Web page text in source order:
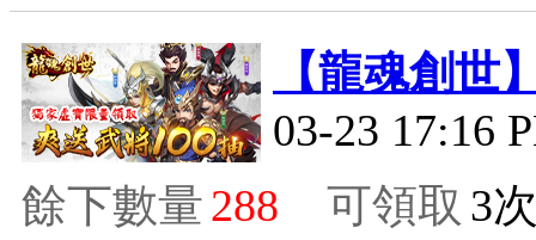
【龍魂創世
03-23 17:16
餘下數量288 可領取 3